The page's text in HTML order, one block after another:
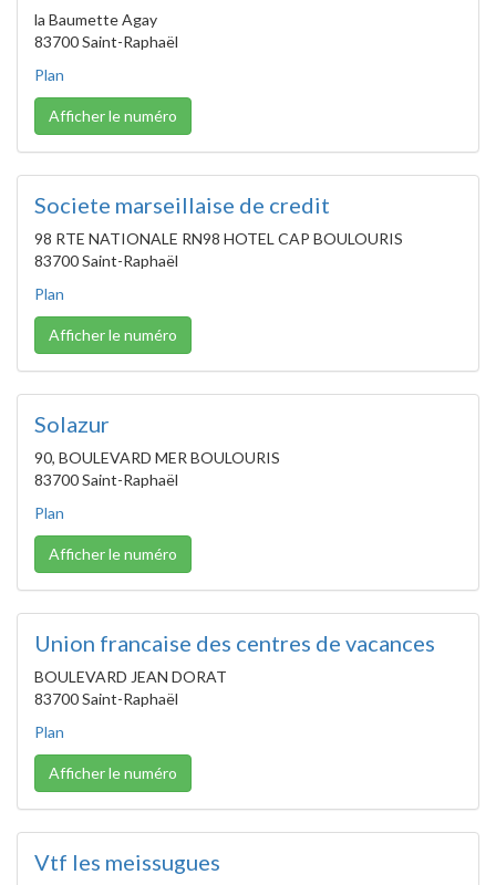
la Baumette Agay
83700 Saint-Raphaël
Plan
Afficher le numéro
Societe marseillaise de credit
98 RTE NATIONALE RN98 HOTEL CAP BOULOURIS
83700 Saint-Raphaël
Plan
Afficher le numéro
Solazur
90, BOULEVARD MER BOULOURIS
83700 Saint-Raphaël
Plan
Afficher le numéro
Union francaise des centres de vacances
BOULEVARD JEAN DORAT
83700 Saint-Raphaël
Plan
Afficher le numéro
Vtf les meissugues